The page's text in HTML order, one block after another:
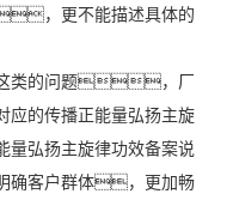
，更不能描述具体的
这类的问题，厂
应的传播正能量弘扬主旋
弘扬主旋律功效备案说
确客户群体，更加畅